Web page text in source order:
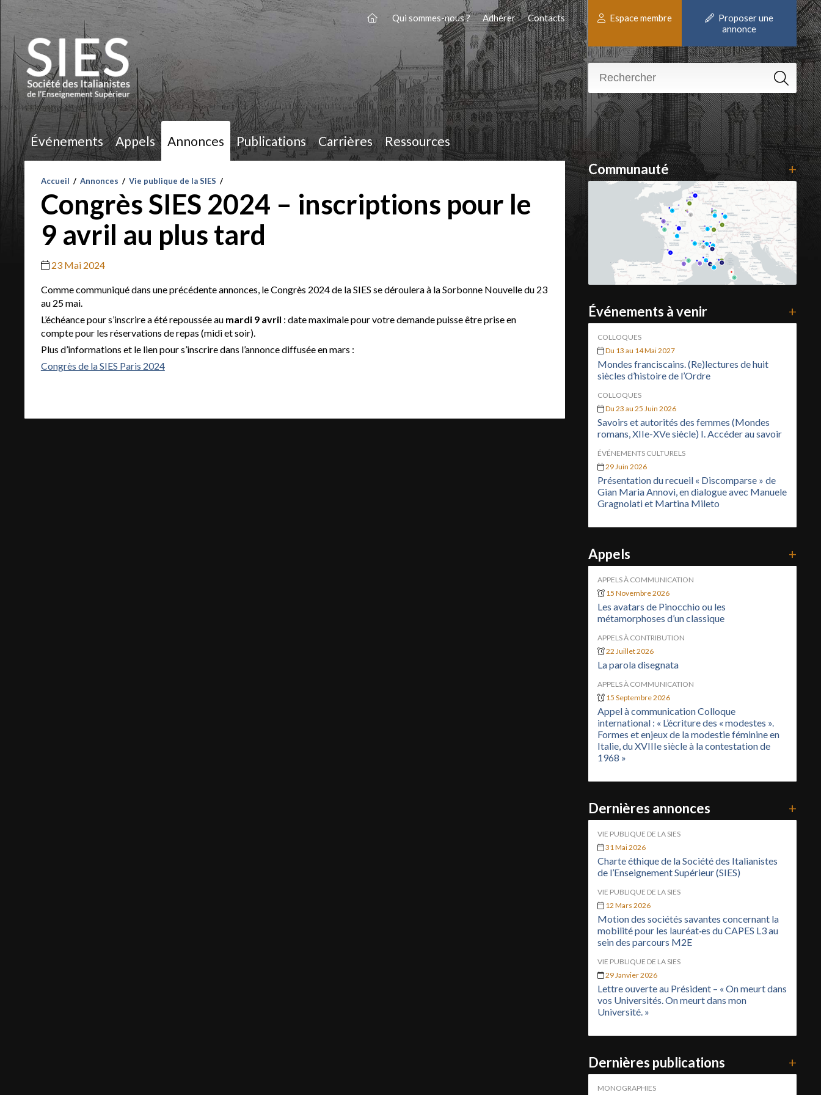
Qui sommes-nous ? Adhérer Contacts
Événements Appels Annonces Publications Carrières Ressources
Espace membre
Proposer une
annonce
Accueil / Annonces / Vie publique de la SIES /
Congrès SIES 2024 – inscriptions pour le
9 avril au plus tard
23 Mai 2024
Comme communiqué dans une précédente annonces, le Congrès 2024 de la SIES se déroulera à la Sorbonne Nouvelle du 23
au 25 mai.
L’échéance pour s’inscrire a été repoussée aumardi 9 avril : date maximale pour votre demande puisse être prise en
compte pour les réservations de repas (midi et soir).
Plus d’informations et le lien pour s’inscrire dans l’annonce diffusée en mars :
Congrès de la SIES Paris 2024
Communauté +
Événements à venir +
COLLOQUES
Du 13 au 14 Mai 2027
Mondes franciscains. (Re)lectures de huit
siècles d’histoire de l’Ordre
COLLOQUES
Du 23 au 25 Juin 2026
Savoirs et autorités des femmes (Mondes
romans, XIIe-XVe siècle) I. Accéder au savoir
ÉVÉNEMENTS CULTURELS
29 Juin 2026
Présentation du recueil « Discomparse » de
Gian Maria Annovi, en dialogue avec Manuele
Gragnolati et Martina Mileto
Appels +
APPELS À COMMUNICATION
15 Novembre 2026
Les avatars de Pinocchio ou les
métamorphoses d’un classique
APPELS À CONTRIBUTION
22 Juillet 2026
La parola disegnata
APPELS À COMMUNICATION
15 Septembre 2026
Appel à communication Colloque
international : « L’écriture des « modestes ».
Formes et enjeux de la modestie féminine en
Italie, du XVIIIe siècle à la contestation de
1968 »
Dernières annonces +
VIE PUBLIQUE DE LA SIES
31 Mai 2026
Charte éthique de la Société des Italianistes
de l’Enseignement Supérieur (SIES)
VIE PUBLIQUE DE LA SIES
12 Mars 2026
Motion des sociétés savantes concernant la
mobilité pour les lauréat·es du CAPES L3 au
sein des parcours M2E
VIE PUBLIQUE DE LA SIES
29 Janvier 2026
Lettre ouverte au Président – « On meurt dans
vos Universités. On meurt dans mon
Université. »
Dernières publications +
MONOGRAPHIES